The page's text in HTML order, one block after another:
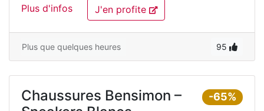
Plus d'infos J'en profite
Plus que quelques heures 95
-65%
Chaussures Bensimon –